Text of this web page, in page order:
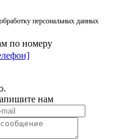
персональных данных
по номеру
нам